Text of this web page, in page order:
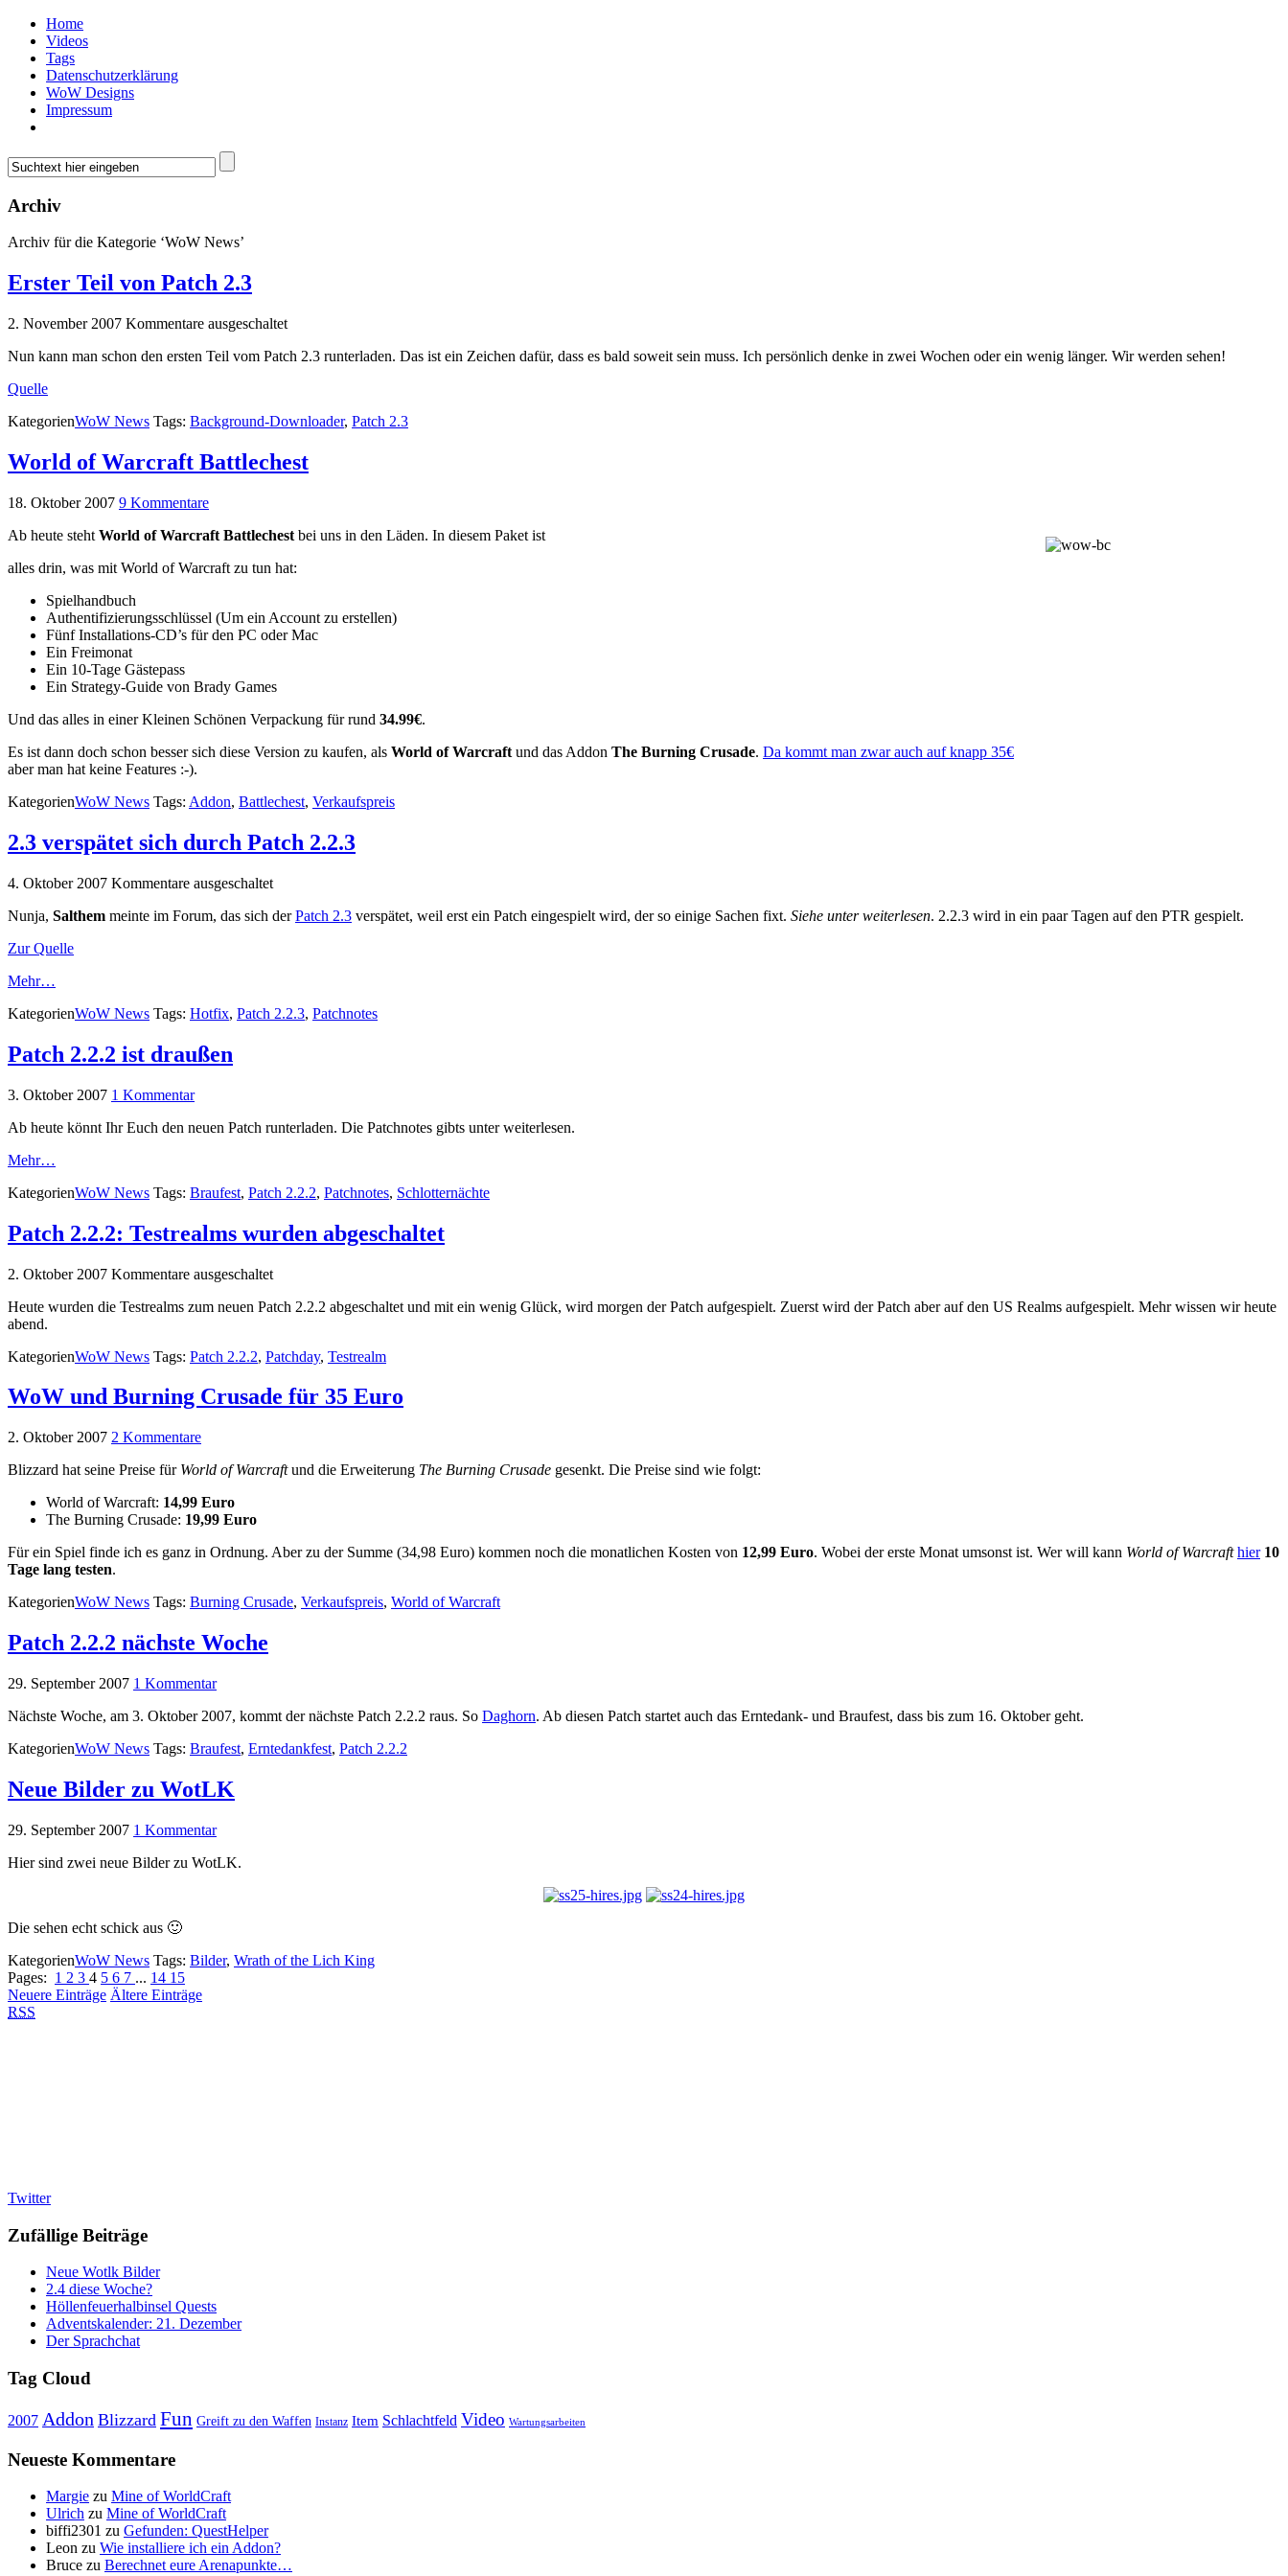
Home
Videos
Tags
Datenschutzerklärung
WoW Designs
Impressum
Archiv
Archiv für die Kategorie ‘WoW News’
Erster Teil von Patch 2.3
2. November 2007 Kommentare ausgeschaltet
Nun kann man schon den ersten Teil vom Patch 2.3 runterladen. Das ist ein Zeichen dafür, dass es bald soweit sein muss. Ich persönlich denke in zwei Wochen oder ein wenig länger. Wir werden sehen!
Quelle
KategorienWoW News Tags: Background-Downloader, Patch 2.3
World of Warcraft Battlechest
18. Oktober 2007 9 Kommentare
Ab heute steht World of Warcraft Battlechest bei uns in den Läden. In diesem Paket ist
alles drin, was mit World of Warcraft zu tun hat:
Spielhandbuch
Authentifizierungsschlüssel (Um ein Account zu erstellen)
Fünf Installations-CD’s für den PC oder Mac
Ein Freimonat
Ein 10-Tage Gästepass
Ein Strategy-Guide von Brady Games
Und das alles in einer Kleinen Schönen Verpackung für rund 34.99€.
Es ist dann doch schon besser sich diese Version zu kaufen, als World of Warcraft und das Addon The Burning Crusade. Da kommt man zwar auch auf knapp 35€
aber man hat keine Features :-).
KategorienWoW News Tags: Addon, Battlechest, Verkaufspreis
2.3 verspätet sich durch Patch 2.2.3
4. Oktober 2007 Kommentare ausgeschaltet
Nunja, Salthem meinte im Forum, das sich derPatch 2.3 verspätet, weil erst ein Patch eingespielt wird, der so einige Sachen fixt. Siehe unter weiterlesen. 2.2.3 wird in ein paar Tagen auf den PTR gespielt.
Zur Quelle
Mehr…
KategorienWoW News Tags: Hotfix, Patch 2.2.3, Patchnotes
Patch 2.2.2 ist draußen
3. Oktober 2007 1 Kommentar
Ab heute könnt Ihr Euch den neuen Patch runterladen. Die Patchnotes gibts unter weiterlesen.
Mehr…
KategorienWoW News Tags: Braufest, Patch 2.2.2, Patchnotes, Schlotternächte
Patch 2.2.2: Testrealms wurden abgeschaltet
2. Oktober 2007 Kommentare ausgeschaltet
Heute wurden die Testrealms zum neuen Patch 2.2.2 abgeschaltet und mit ein wenig Glück, wird morgen der Patch aufgespielt. Zuerst wird der Patch aber auf den US Realms aufgespielt. Mehr wissen wir heute
abend.
KategorienWoW News Tags: Patch 2.2.2, Patchday, Testrealm
WoW und Burning Crusade für 35 Euro
2. Oktober 2007 2 Kommentare
Blizzard hat seine Preise für World of Warcraftund die Erweiterung The Burning Crusade gesenkt. Die Preise sind wie folgt:
World of Warcraft: 14,99 Euro
The Burning Crusade: 19,99 Euro
Für ein Spiel finde ich es ganz in Ordnung. Aber zu der Summe (34,98 Euro) kommen noch die monatlichen Kosten von 12,99 Euro. Wobei der erste Monat umsonst ist. Wer will kann World of Warcraft hier 10
Tage lang testen.
KategorienWoW News Tags: Burning Crusade, Verkaufspreis, World of Warcraft
Patch 2.2.2 nächste Woche
29. September 2007 1 Kommentar
Nächste Woche, am 3. Oktober 2007, kommt der nächste Patch 2.2.2 raus. So Daghorn. Ab diesen Patch startet auch das Erntedank- und Braufest, dass bis zum 16. Oktober geht.
KategorienWoW News Tags: Braufest, Erntedankfest, Patch 2.2.2
Neue Bilder zu WotLK
29. September 2007 1 Kommentar
Hier sind zwei neue Bilder zu WotLK.
Die sehen echt schick aus 🙂
KategorienWoW News Tags: Bilder, Wrath of the Lich King
Pages: 1 2 3 4 5 6 7 ... 14 15
Neuere Einträge Ältere Einträge
RSS
Twitter
Zufällige Beiträge
Neue Wotlk Bilder
2.4 diese Woche?
Höllenfeuerhalbinsel Quests
Adventskalender: 21. Dezember
Der Sprachchat
Tag Cloud
2007 Addon Blizzard Fun Greift zu den Waffen Instanz Item Schlachtfeld Video Wartungsarbeiten
Neueste Kommentare
Margie zu Mine of WorldCraft
Ulrich zu Mine of WorldCraft
biffi2301 zu Gefunden: QuestHelper
Leon zu Wie installiere ich ein Addon?
Bruce zu Berechnet eure Arenapunkte…